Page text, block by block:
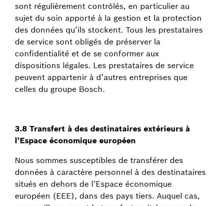
sont régulièrement contrôlés, en particulier au
sujet du soin apporté à la gestion et la protection
des données qu’ils stockent. Tous les prestataires
de service sont obligés de préserver la
confidentialité et de se conformer aux
dispositions légales. Les prestataires de service
peuvent appartenir à d’autres entreprises que
celles du groupe Bosch.
3.8 Transfert à des destinataires extérieurs à
l’Espace économique européen
Nous sommes susceptibles de transférer des
données à caractère personnel à des destinataires
situés en dehors de l’Espace économique
européen (EEE), dans des pays tiers. Auquel cas,